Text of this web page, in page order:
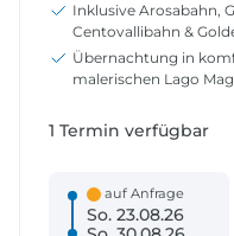
Inklusive Arosabahn,
Centovallibahn &
Übernachtung in
malerischen Lago
auf Anfrage
So. 23.08.26
1 Termin verfügbar